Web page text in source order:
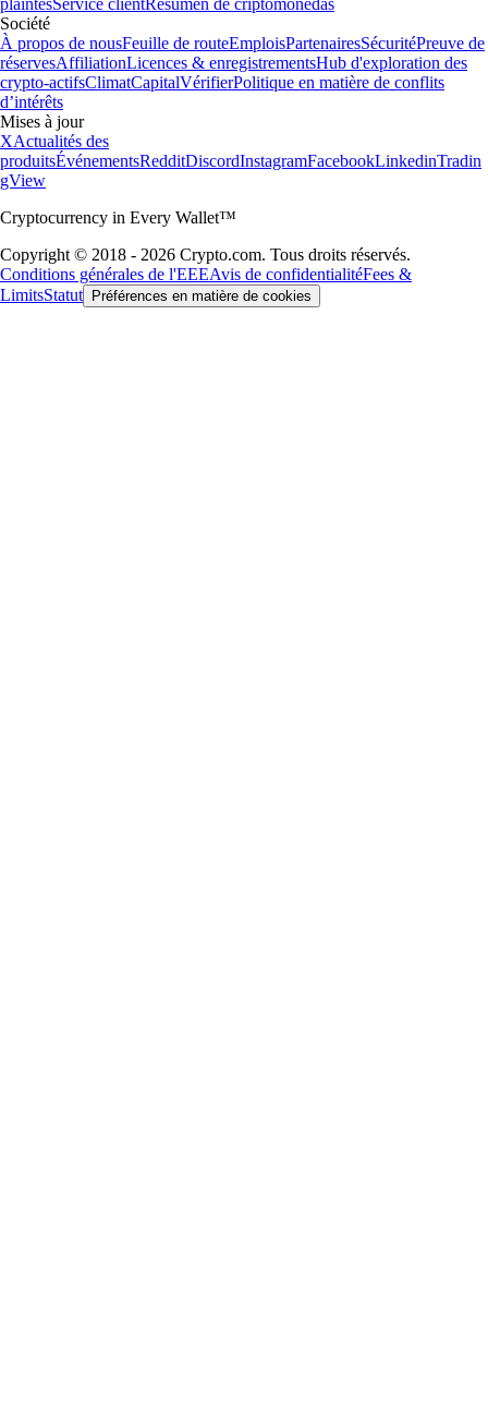
plaintesService clientResumen de criptomonedas
Société
À propos de nousFeuille de routeEmploisPartenairesSécuritéPreuve de
réservesAffiliationLicences & enregistrementsHub d'exploration des
crypto-actifsClimatCapitalVérifierPolitique en matière de conflits
d’intérêts
Mises à jour
XActualités des
produitsÉvénementsRedditDiscordInstagramFacebookLinkedinTradin
gView
Cryptocurrency in Every Wallet™
Copyright © 2018 - 2026 Crypto.com. Tous droits réservés.
Conditions générales de l'EEEAvis de confidentialitéFees &
LimitsStatut Préférences en matière de cookies